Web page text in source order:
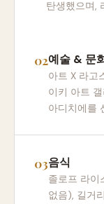
탄생했으며,
예술 & 문
아트 X 라고
이키 아트
아디치에를
음식
졸로프 라이
없음), 길거